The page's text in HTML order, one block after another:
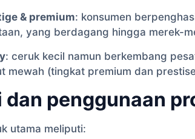
& premium: konsumen
yang berdagang hingga merek-
: ceruk kecil namun berkembang
mewah (tingkat premium dan
dan penggunaan
utama meliputi: